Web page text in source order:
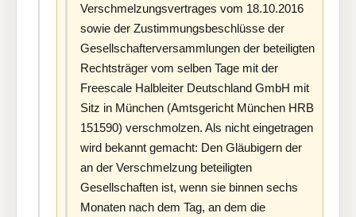
Verschmelzungsvertrages vom 18.10.2016
sowie der Zustimmungsbeschlüsse der
Gesellschafterversammlungen der beteiligten
Rechtsträger vom selben Tage mit der
Freescale Halbleiter Deutschland GmbH mit
Sitz in München (Amtsgericht München HRB
151590) verschmolzen. Als nicht eingetragen
wird bekannt gemacht: Den Gläubigern der
an der Verschmelzung beteiligten
Gesellschaften ist, wenn sie binnen sechs
Monaten nach dem Tag, an dem die